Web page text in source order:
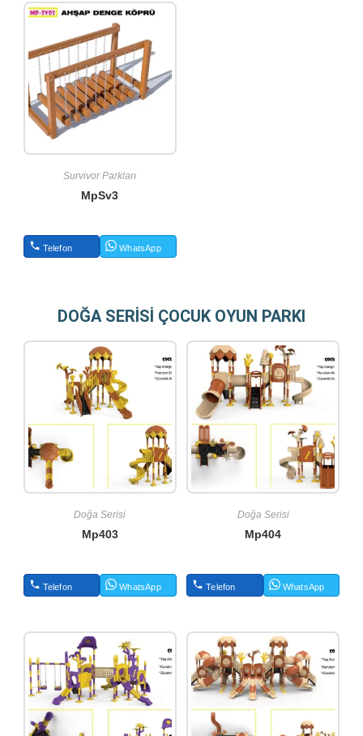
Survivor Parkları
MpSv3
Telefon WhatsApp
DOĞA SERİSİ ÇOCUK OYUN PARKI
Doğa Serisi
Mp403
Telefon WhatsApp
Doğa Serisi
Mp404
Telefon WhatsApp